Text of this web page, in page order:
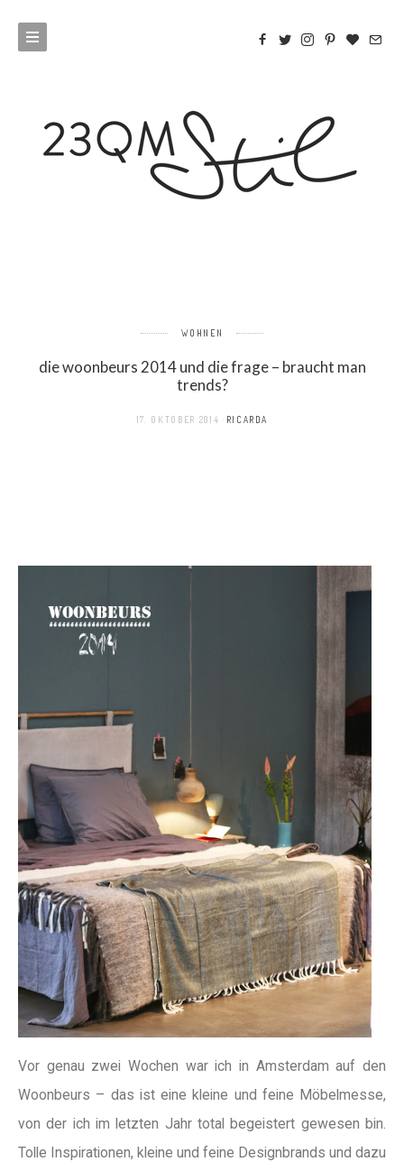
WOHNEN
die woonbeurs 2014 und die frage – braucht man
trends?
17. OKTOBER 2014 RICARDA
Vor genau zwei Wochen war ich in Amsterdam auf den
Woonbeurs – das ist eine kleine und feine Möbelmesse,
von der ich im letzten Jahr total begeistert gewesen bin.
Tolle Inspirationen, kleine und feine Designbrands und dazu